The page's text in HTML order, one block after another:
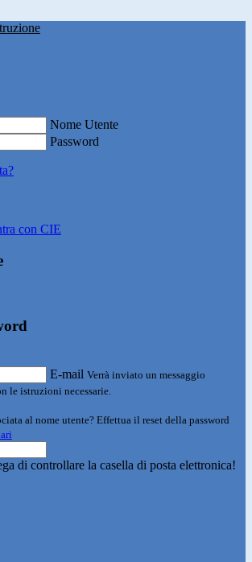
Nome Utente
Password
con CIE
E-mail Verrà inviato un messaggio
le istruzioni necessarie.
al nome utente? Effettua il reset della password
di controllare la casella di posta elettronica!